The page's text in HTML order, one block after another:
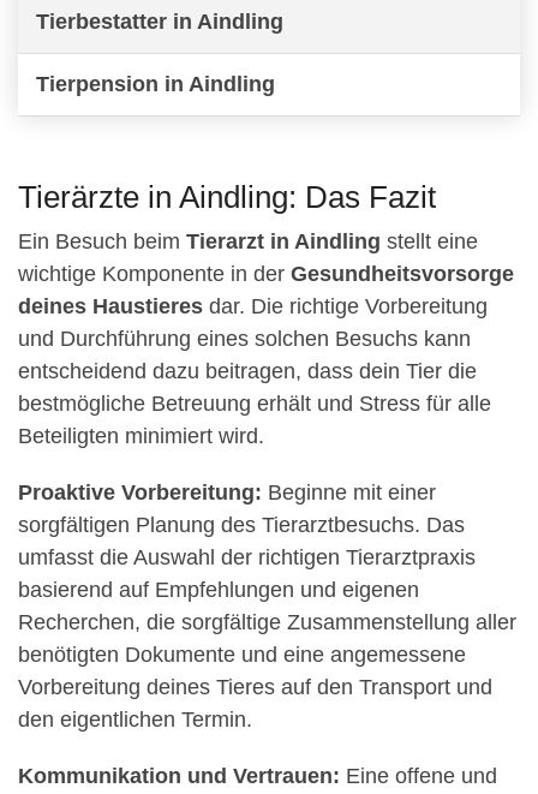
Tierbestatter in Aindling
Tierpension in Aindling
Tierärzte in Aindling: Das Fazit
Ein Besuch beim Tierarzt in Aindling stellt eine
wichtige Komponente in der Gesundheitsvorsorge
deines Haustieres dar. Die richtige Vorbereitung
und Durchführung eines solchen Besuchs kann
entscheidend dazu beitragen, dass dein Tier die
bestmögliche Betreuung erhält und Stress für alle
Beteiligten minimiert wird.
Proaktive Vorbereitung: Beginne mit einer
sorgfältigen Planung des Tierarztbesuchs. Das
umfasst die Auswahl der richtigen Tierarztpraxis
basierend auf Empfehlungen und eigenen
Recherchen, die sorgfältige Zusammenstellung aller
benötigten Dokumente und eine angemessene
Vorbereitung deines Tieres auf den Transport und
den eigentlichen Termin.
Kommunikation und Vertrauen: Eine offene und